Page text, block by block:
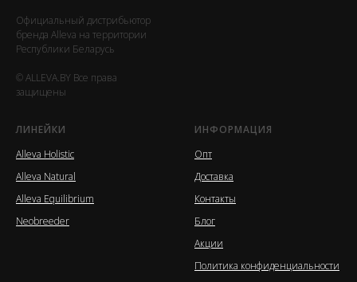
Официальный дистрибьютор
бренда Alleva на территории
Республики Беларусь
© ALLEVA.BY Все права
защищены
ЛИНЕЙКИ
Alleva Holistic
Alleva Natural
Alleva Equilibrium
Neobreeder
ИНФОРМАЦИЯ
Опт
Доставка
Контакты
Блог
Акции
Политика конфиденциальности